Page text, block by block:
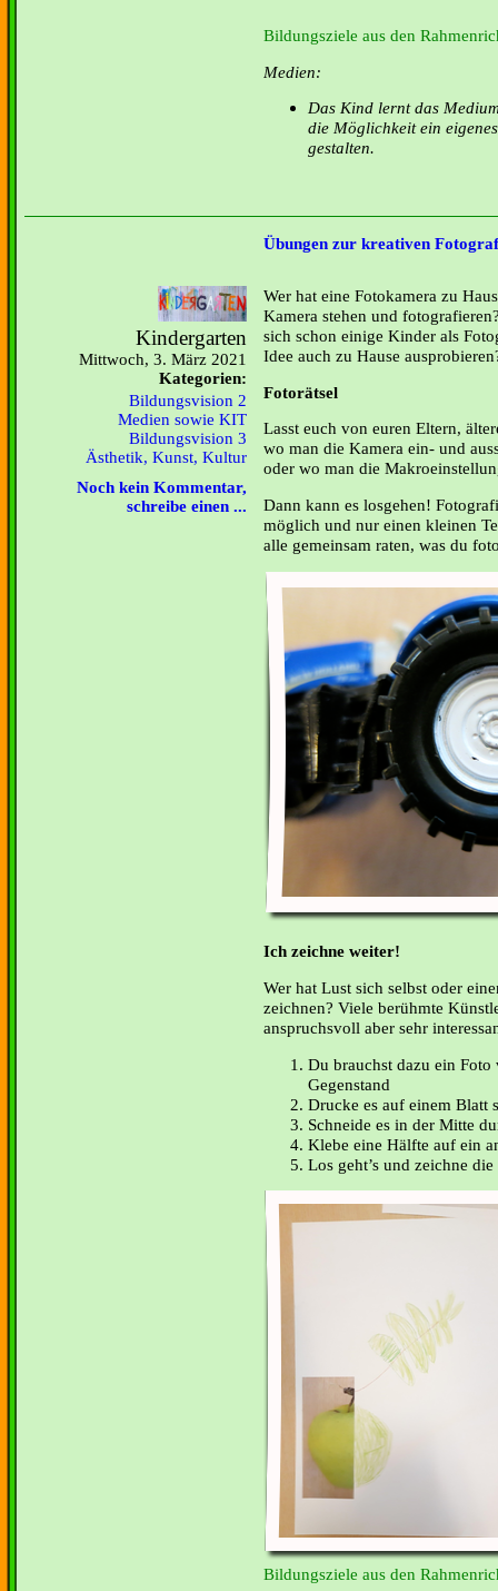
Bildungsziele aus den
Medien:
Das Kind lernt das
die Möglichkeit ein
gestalten.
Übungen zur kreativen
Kindergarten
Mittwoch, 3. März 2021
Kategorien:
Bildungsvision 2
Medien sowie KIT
Bildungsvision 3
Ästhetik, Kunst, Kultur
Noch kein Kommentar,
schreibe einen ...
Wer hat eine Fotokamera zu
Kamera stehen und
sich schon einige Kinder als
Idee auch zu Hause
Fotorätsel
Lasst euch von euren Eltern,
wo man die Kamera ein- und
oder wo man die
Dann kann es losgehen!
möglich und nur einen kleinen
alle gemeinsam raten, was du
Ich zeichne weiter!
Wer hat Lust sich selbst oder
zeichnen? Viele berühmte
anspruchsvoll aber sehr
Du brauchst dazu ein
Gegenstand
Drucke es auf einem Blatt
Schneide es in der Mitte
Klebe eine Hälfte auf ein
Los geht’s und zeichne
Bildungsziele aus den